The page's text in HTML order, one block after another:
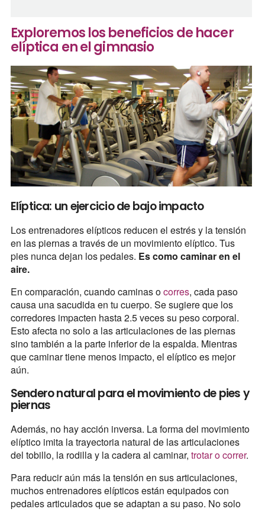
Exploremos los beneficios de hacer
elíptica en el gimnasio
Elíptica: un ejercicio de bajo impacto
Los entrenadores elípticos reducen el estrés y la tensión
en las piernas a través de un movimiento elíptico. Tus
pies nunca dejan los pedales. Es como caminar en el
aire.
En comparación, cuando caminas ocorres, cada paso
causa una sacudida en tu cuerpo. Se sugiere que los
corredores impacten hasta 2.5 veces su peso corporal.
Esto afecta no solo a las articulaciones de las piernas
sino también a la parte inferior de la espalda. Mientras
que caminar tiene menos impacto, el elíptico es mejor
aún.
Sendero natural para el movimiento de pies y
piernas
Además, no hay acción inversa. La forma del movimiento
elíptico imita la trayectoria natural de las articulaciones
del tobillo, la rodilla y la cadera al caminar, trotar o correr.
Para reducir aún más la tensión en sus articulaciones,
muchos entrenadores elípticos están equipados con
pedales articulados que se adaptan a su paso. No solo